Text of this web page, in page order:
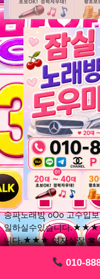
010-
010-
010-
010-
010-
010-
송파ุุ노래방ุุ oOo 고수
일하실수있습니다.★★★
니다.★★★ 여자실장 ☎
세요. 여성ㅣุุ알바ุุㅣ여기
010-
010-
010-